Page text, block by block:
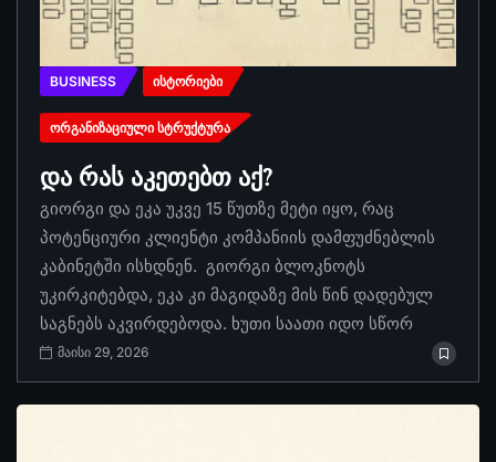
BUSINESS ᲘᲡᲢᲝᲠᲘᲔᲑᲘ
ᲝᲠᲒᲐᲜᲘᲖᲐᲪᲘᲣᲚᲘ ᲡᲢᲠᲣᲥᲢᲣᲠᲐ
და რას აკეთებთ აქ?
გიორგი და ეკა უკვე 15 წუთზე მეტი იყო, რაც
პოტენციური კლიენტი კომპანიის დამფუძნებლის
კაბინეტში ისხდნენ. გიორგი ბლოკნოტს
უკირკიტებდა, ეკა კი მაგიდაზე მის წინ დადებულ
საგნებს აკვირდებოდა. ხუთი საათი იდო სწორ
მაისი 29, 2026